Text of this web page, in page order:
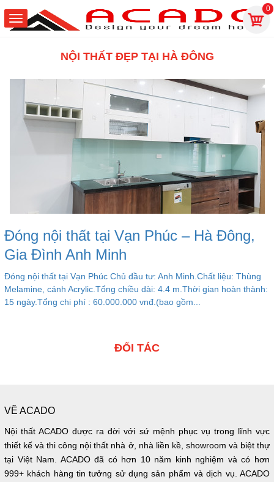
0
NỘI THẤT ĐẸP TẠI HÀ ĐÔNG
Đóng nội thất tại Vạn Phúc – Hà Đông,
Gia Đình Anh Minh
Đóng nội thất tại Vạn Phúc Chủ đầu tư: Anh Minh.Chất liệu: Thùng
Melamine, cánh Acrylic.Tổng chiều dài: 4.4 m.Thời gian hoàn thành:
15 ngày.Tổng chi phí : 60.000.000 vnđ.(bao gồm...
ĐỐI TÁC
VỀ ACADO
Nội thất ACADO được ra đời với sứ mệnh phục vụ trong lĩnh vực
thiết kế và thi công nội thất nhà ở, nhà liền kề, showroom và biệt thự
tại Việt Nam. ACADO đã có hơn 10 năm kinh nghiệm và có hơn
999+ khách hàng tin tưởng sử dụng sản phẩm và dịch vụ. ACADO